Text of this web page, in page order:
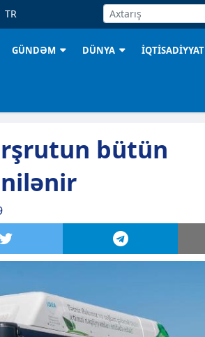
TR
GÜNDƏM DÜNYA İQTİSADİYYAT
bütün